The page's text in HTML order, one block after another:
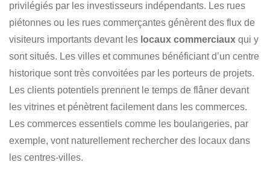
privilégiés par les investisseurs indépendants. Les rues
piétonnes ou les rues commerçantes génèrent des flux de
visiteurs importants devant les locaux commerciaux qui y
sont situés. Les villes et communes bénéficiant d’un centre
historique sont très convoitées par les porteurs de projets.
Les clients potentiels prennent le temps de flâner devant
les vitrines et pénètrent facilement dans les commerces.
Les commerces essentiels comme les boulangeries, par
exemple, vont naturellement rechercher des locaux dans
les centres-villes.